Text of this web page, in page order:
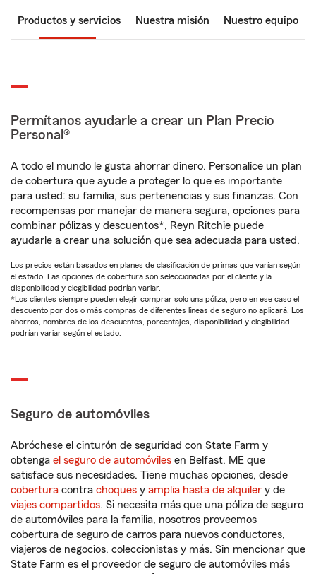
Productos y servicios Nuestra misión Nuestro equipo
Permítanos ayudarle a crear un Plan Precio
Personal®
A todo el mundo le gusta ahorrar dinero. Personalice un plan
de cobertura que ayude a proteger lo que es importante
para usted: su familia, sus pertenencias y sus finanzas. Con
recompensas por manejar de manera segura, opciones para
combinar pólizas y descuentos*, Reyn Ritchie puede
ayudarle a crear una solución que sea adecuada para usted.
Los precios están basados en planes de clasificación de primas que varían según
el estado. Las opciones de cobertura son seleccionadas por el cliente y la
disponibilidad y elegibilidad podrían variar.
*Los clientes siempre pueden elegir comprar solo una póliza, pero en ese caso el
descuento por dos o más compras de diferentes líneas de seguro no aplicará. Los
ahorros, nombres de los descuentos, porcentajes, disponibilidad y elegibilidad
podrían variar según el estado.
Seguro de automóviles
Abróchese el cinturón de seguridad con State Farm y
obtenga el seguro de automóviles en Belfast, ME que
satisface sus necesidades. Tiene muchas opciones, desde
cobertura contra choques y amplia hasta de alquiler y de
viajes compartidos. Si necesita más que una póliza de seguro
de automóviles para la familia, nosotros proveemos
cobertura de seguro de carros para nuevos conductores,
viajeros de negocios, coleccionistas y más. Sin mencionar que
State Farm es el proveedor de seguro de automóviles más